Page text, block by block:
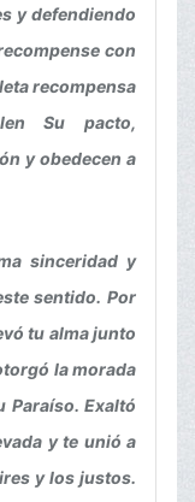
y defendiendo
con
recompensa
Su pacto,
y obedecen a
sinceridad y
sentido. Por
tu alma junto
la morada
Paraíso. Exaltó
y te unió a
y los justos.